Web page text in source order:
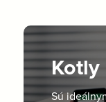
Kotly
Sú